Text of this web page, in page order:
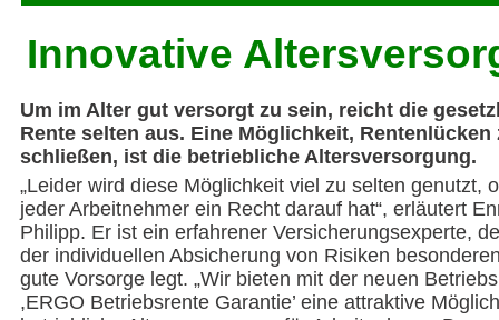
Um im Alter gut versorgt zu sein, reicht die
Rente selten aus. Eine Möglichkeit, Rentenlücken
schließen, ist die betriebliche Altersversorgung.
„Leider wird diese Möglichkeit viel zu selten genutzt,
jeder Arbeitnehmer ein Recht darauf hat“, erläutert
Philipp. Er ist ein erfahrener Versicherungsexperte,
der individuellen Absicherung von Risiken
gute Vorsorge legt. „Wir bieten mit der neuen
,ERGO Betriebsrente Garantie’ eine attraktive
Innovative